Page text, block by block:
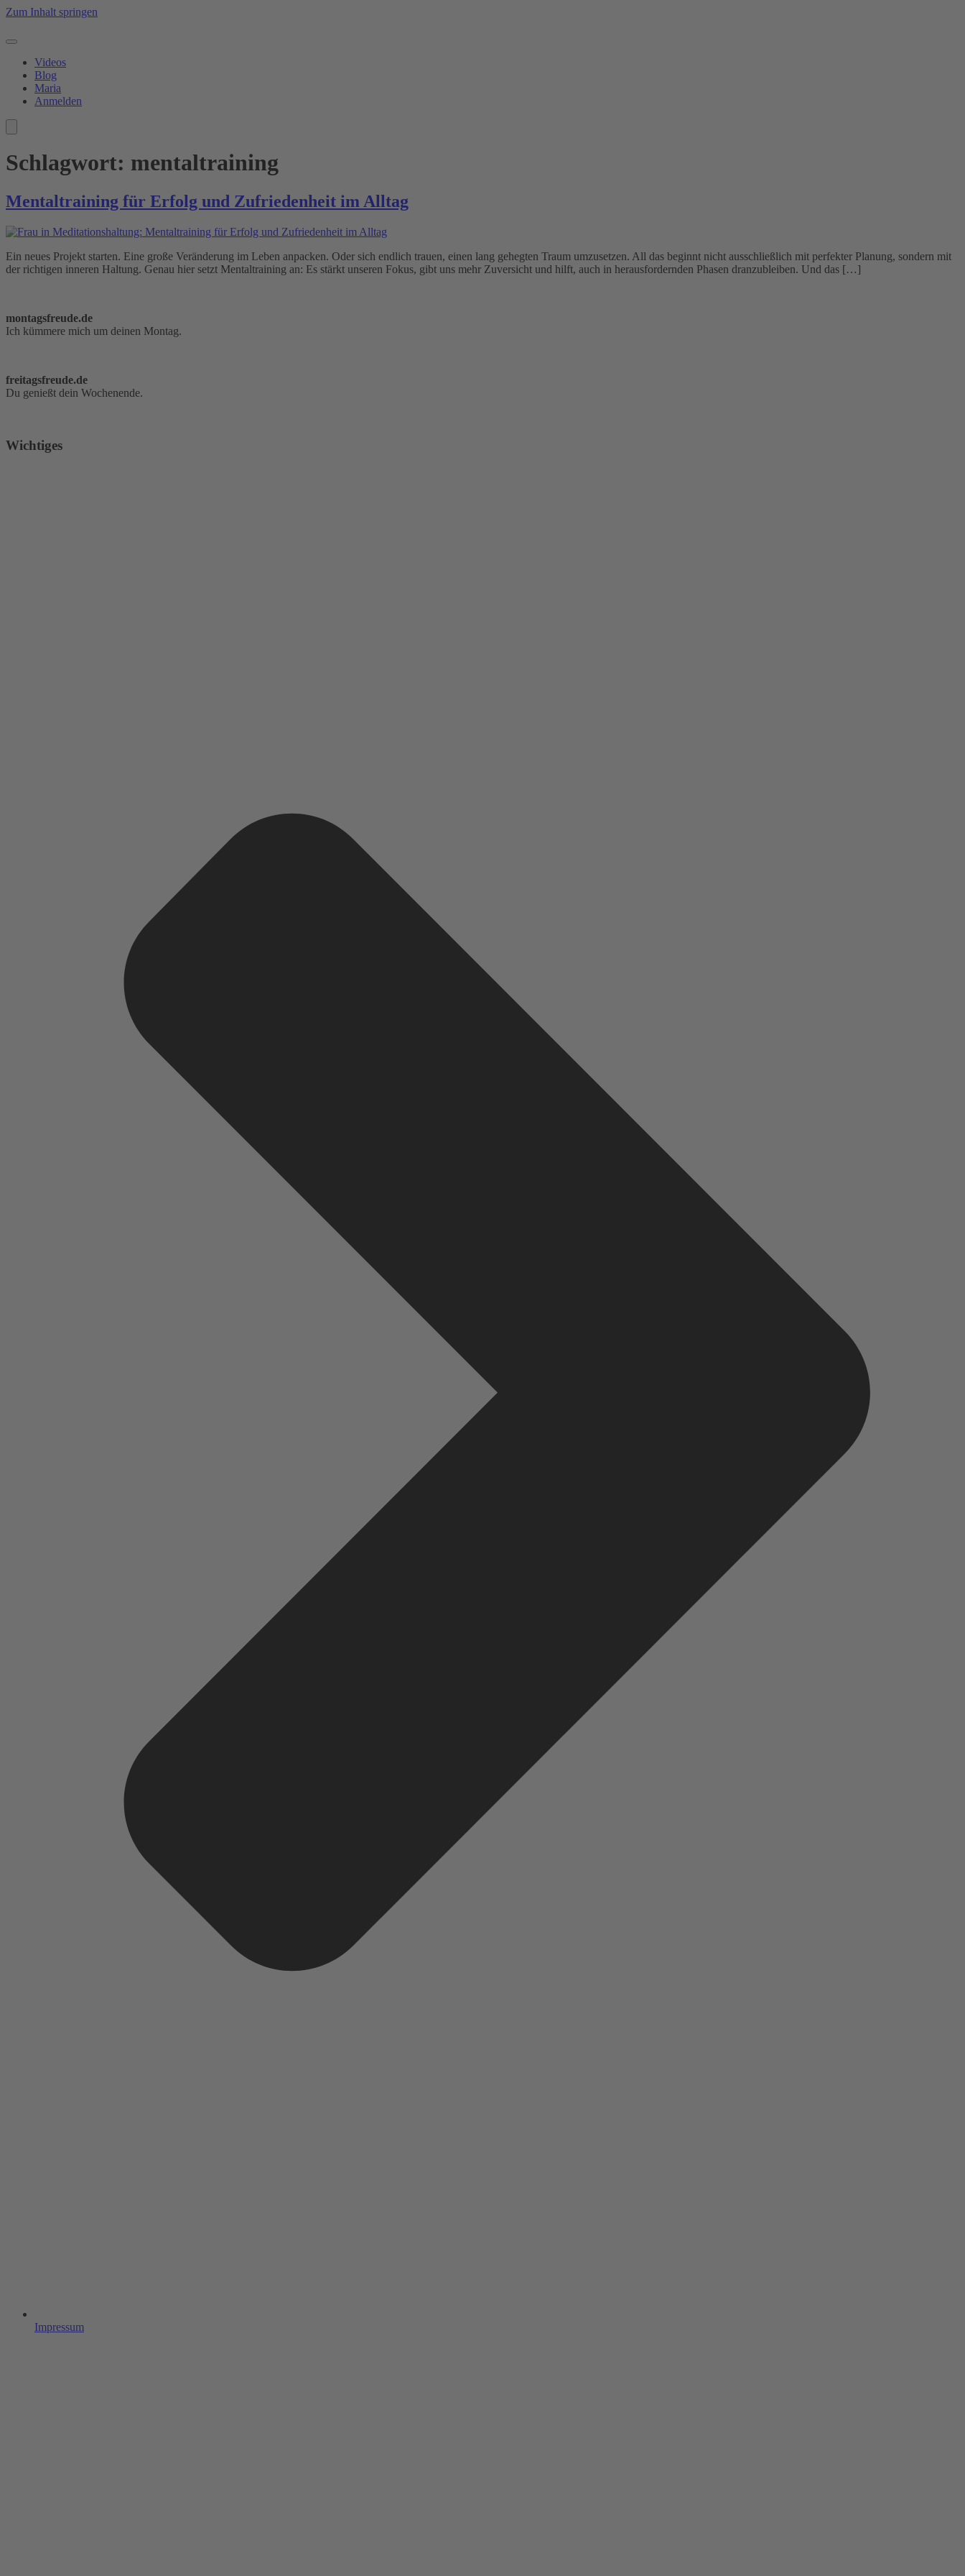
Zum Inhalt springen
Videos
Blog
Maria
Anmelden
Schlagwort: mentaltraining
Mentaltraining für Erfolg und Zufriedenheit im Alltag
Ein neues Projekt starten. Eine große Veränderung im Leben anpacken. Oder sich endlich trauen, einen lang gehegten Traum umzusetzen. All das beginnt nicht ausschließlich mit perfekter Planung, sondern mit
der richtigen inneren Haltung. Genau hier setzt Mentaltraining an: Es stärkt unseren Fokus, gibt uns mehr Zuversicht und hilft, auch in herausfordernden Phasen dranzubleiben. Und das […]
montagsfreude.de
Ich kümmere mich um deinen Montag.
freitagsfreude.de
Du genießt dein Wochenende.
Wichtiges
Impressum